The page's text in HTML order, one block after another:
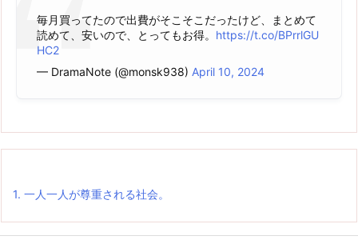
毎月買ってたので出費がそこそこだったけど、まとめて
読めて、安いので、とってもお得。 https://t.co/BPrrlGU
HC2
— DramaNote (@monsk938) April 10, 2024
1. 一人一人が尊重される社会。